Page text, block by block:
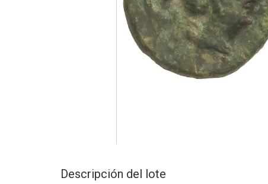
Descripción del lote